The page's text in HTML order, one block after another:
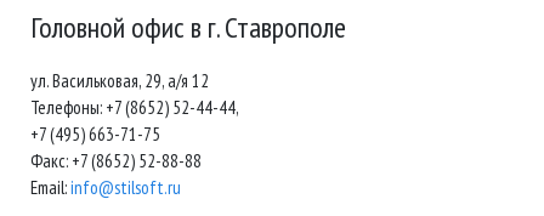
Головной офис в г. Ставрополе
ул. Васильковая, 29, а/я 12
Телефоны: +7 (8652) 52-44-44,
+7 (495) 663-71-75
Факс: +7 (8652) 52-88-88
Email:info@stilsoft.ru